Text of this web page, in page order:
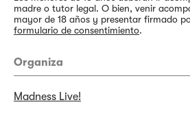
madre o tutor legal. O bien, venir
mayor de 18 años y presentar firmado
formulario de consentimiento.
Organiza
Madness Live!